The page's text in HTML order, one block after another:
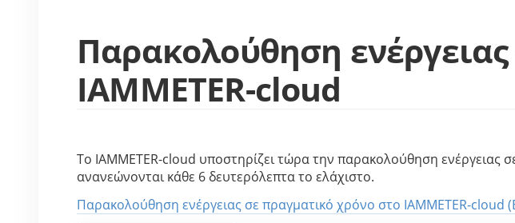
Παρακολούθηση
IAMMETER-cloud
Το IAMMETER-cloud υποστηρίζει τώρα την παρακολούθηση
ανανεώνονται κάθε 6 δευτερόλεπτα το ελάχιστο.
Παρακολούθηση ενέργειας σε πραγματικό χρόνο στο IAMMETER-cloud